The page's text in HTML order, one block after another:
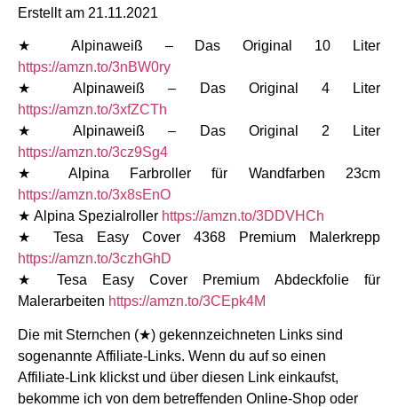
Erstellt am 21.11.2021
★ Alpinaweiß – Das Original 10 Liter
https://amzn.to/3nBW0ry
★ Alpinaweiß – Das Original 4 Liter
https://amzn.to/3xfZCTh
★ Alpinaweiß – Das Original 2 Liter
https://amzn.to/3cz9Sg4
★ Alpina Farbroller für Wandfarben 23cm
https://amzn.to/3x8sEnO
★ Alpina Spezialroller https://amzn.to/3DDVHCh
★ Tesa Easy Cover 4368 Premium Malerkrepp
https://amzn.to/3czhGhD
★ Tesa Easy Cover Premium Abdeckfolie für
Malerarbeiten https://amzn.to/3CEpk4M
Die mit Sternchen (★) gekennzeichneten Links sind
sogenannte Affiliate-Links. Wenn du auf so einen
Affiliate-Link klickst und über diesen Link einkaufst,
bekomme ich von dem betreffenden Online-Shop oder